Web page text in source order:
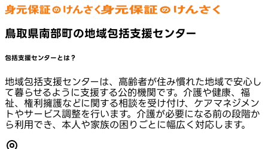
鳥取県南部町の地域包括支援センター
包括支援センターとは？
地域包括支援センターは、高齢者が住み慣れた地域で安心し
て暮らせるように支援する公的機関です。介護や健康、福
祉、権利擁護などに関する相談を受け付け、ケアマネジメン
トやサービス調整を行います。介護が必要になる前の段階か
ら利用でき、本人や家族の困りごとに幅広く対応します。